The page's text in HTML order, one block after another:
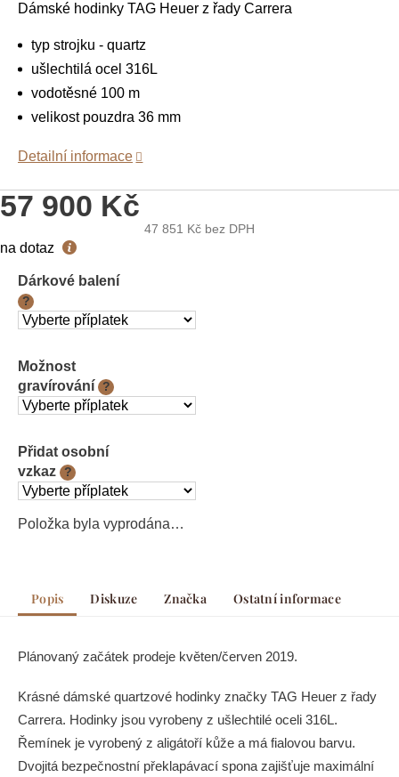
57 900 Kč
47 851 Kč bez DPH
Měrná
na dotaz
Dárkové balení
?
Možnost
gravírování
?
Přidat osobní
vzkaz
?
Položka byla vyprodána…
Dámské hodinky TAG Heuer z řady Carrera
typ strojku - quartz
ušlechtilá ocel 316L
vodotěsné 100 m
velikost pouzdra 36 mm
Detailní informace
Popis Diskuze Značka Ostatní informace
Plánovaný začátek prodeje květen/červen 2019.
Krásné dámské quartzové hodinky značky TAG Heuer z řady
Carrera. Hodinky jsou vyrobeny z ušlechtilé oceli 316L.
Řemínek je vyrobený z aligátoří kůže a má fialovou barvu.
Dvojitá bezpečnostní překlapávací spona zajišťuje maximální